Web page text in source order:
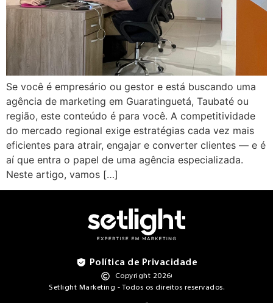
Se você é empresário ou gestor e está buscando uma
agência de marketing em Guaratinguetá, Taubaté ou
região, este conteúdo é para você. A competitividade
do mercado regional exige estratégias cada vez mais
eficientes para atrair, engajar e converter clientes — e é
aí que entra o papel de uma agência especializada.
Neste artigo, vamos […]
Política de Privacidade
Copyright 2026
Setlight Marketing - Todos os direitos reservados.